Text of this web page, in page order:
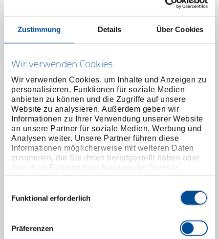
Zustimmung Details Über Cookies
Wir verwenden Cookies
Wir verwenden Cookies, um Inhalte und Anzeigen zu
personalisieren, Funktionen für soziale Medien
anbieten zu können und die Zugriffe auf unsere
Website zu analysieren. Außerdem geben wir
Informationen zu Ihrer Verwendung unserer Website
an unsere Partner für soziale Medien, Werbung und
Analysen weiter. Unsere Partner führen diese
Informationen möglicherweise mit weiteren Daten
zusammen, die Sie ihnen bereitgestellt haben oder
die sie im Rahmen Ihrer Nutzung der Dienste
gesammelt haben. Unsere vollständige
Funktional erforderlich
Präferenzen
Verbindungsvierkant 3/8" mit Knopf 47 mm
3301222/ R58990000
Preis auf Anfrage